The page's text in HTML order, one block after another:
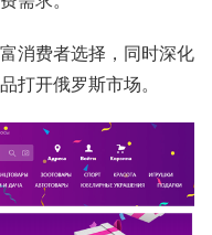
消费者选择，同时深化
打开俄罗斯市场。